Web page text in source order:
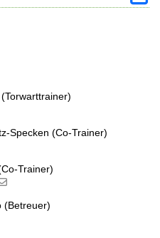
Specken (Co-Trainer)
Trainer)
(Betreuer)